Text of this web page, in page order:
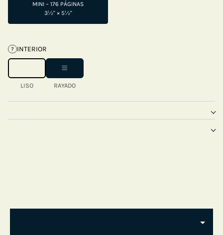
MINI – 176 PÁGINAS
3½" × 5½"
? INTERIOR
LISO RAYADO